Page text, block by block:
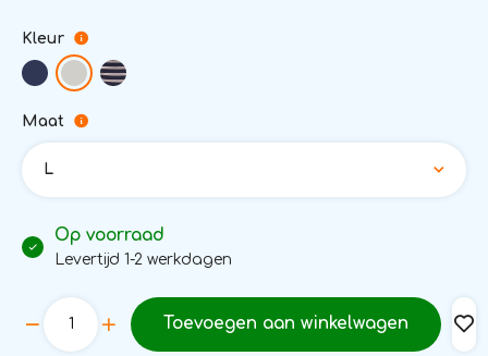
Kleur
Maat
L
Op voorraad
Levertijd 1-2 werkdagen
Toevoegen aan winkelwagen